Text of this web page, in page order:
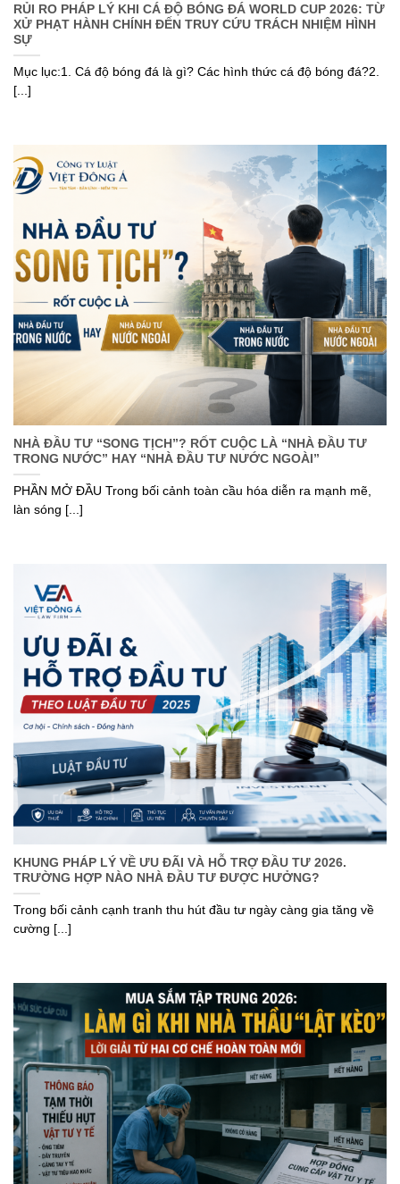
RỦI RO PHÁP LÝ KHI CÁ ĐỘ BÓNG ĐÁ WORLD CUP 2026: TỪ
XỬ PHẠT HÀNH CHÍNH ĐẾN TRUY CỨU TRÁCH NHIỆM HÌNH
SỰ
Mục lục:1. Cá độ bóng đá là gì? Các hình thức cá độ bóng đá?2.
[...]
NHÀ ĐẦU TƯ “SONG TỊCH”? RỐT CUỘC LÀ “NHÀ ĐẦU TƯ
TRONG NƯỚC” HAY “NHÀ ĐẦU TƯ NƯỚC NGOÀI”
PHẦN MỞ ĐẦU Trong bối cảnh toàn cầu hóa diễn ra mạnh mẽ,
làn sóng [...]
KHUNG PHÁP LÝ VỀ ƯU ĐÃI VÀ HỖ TRỢ ĐẦU TƯ 2026.
TRƯỜNG HỢP NÀO NHÀ ĐẦU TƯ ĐƯỢC HƯỞNG?
Trong bối cảnh cạnh tranh thu hút đầu tư ngày càng gia tăng về
cường [...]